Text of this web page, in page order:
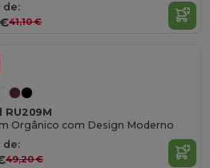
de:
41,10 €
RU209M
Orgânico com Design Moderno
de:
49,20 €